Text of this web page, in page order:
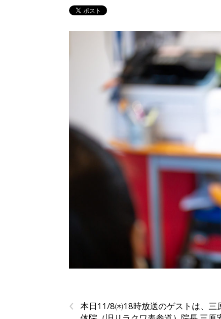
‹
本日11/8㈭18時放送のゲストは、三